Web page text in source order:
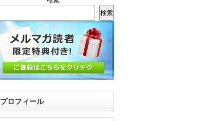
検索
プロフィール